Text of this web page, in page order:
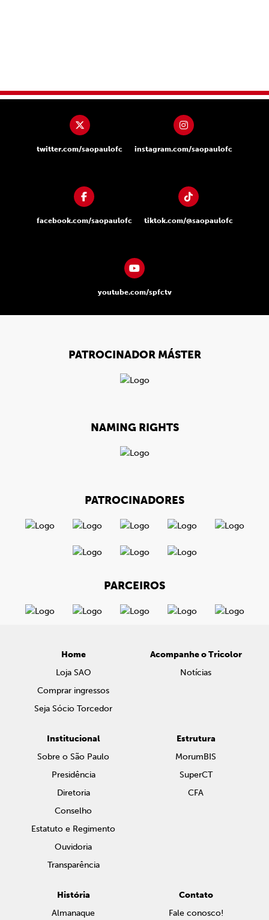
twitter.com/saopaulofc instagram.com/saopaulofc
facebook.com/saopaulofc tiktok.com/@saopaulofc
youtube.com/spfctv
PATROCINADOR MÁSTER
NAMING RIGHTS
PATROCINADORES
PARCEIROS
Home
Loja SAO
Comprar ingressos
Seja Sócio Torcedor
Acompanhe o Tricolor
Notícias
Institucional
Sobre o São Paulo
Presidência
Diretoria
Conselho
Estatuto e Regimento
Ouvidoria
Transparência
Estrutura
MorumBIS
SuperCT
CFA
História
Almanaque
Contato
Fale conosco!